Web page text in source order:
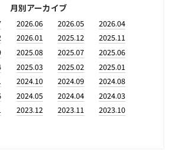
月別アーカイブ
2026.06 2026.05
2026.04
2026.01 2025.12
2025.11
2025.08 2025.07
2025.06
2025.03 2025.02
2025.01
2024.10 2024.09
2024.08
2024.05 2024.04
2024.03
2023.12 2023.11
2023.10